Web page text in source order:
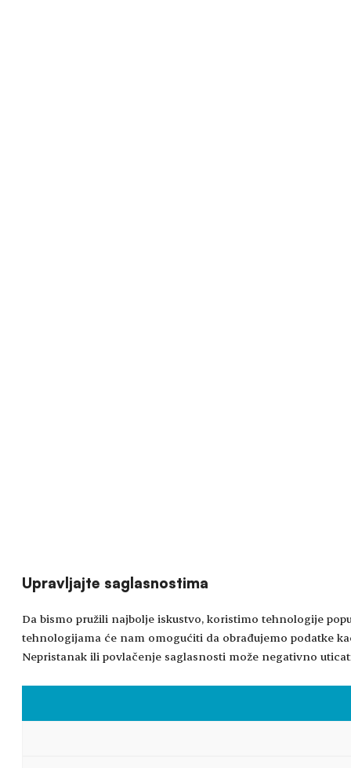
Upravljajte saglasnostima
Da bismo pružili najbolje iskustvo, koristimo tehnologije
tehnologijama će nam omogućiti da obrađujemo podatke
Nepristanak ili povlačenje saglasnosti može negativno